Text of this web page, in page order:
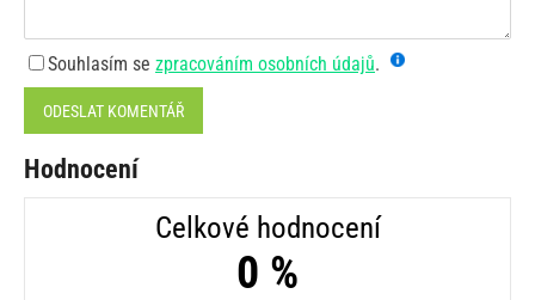
Souhlasím se zpracováním osobních údajů.
ODESLAT KOMENTÁŘ
Hodnocení
Celkové hodnocení
0 %